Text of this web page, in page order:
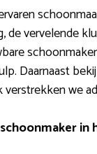
de vervelende
Daarnaast
we
in